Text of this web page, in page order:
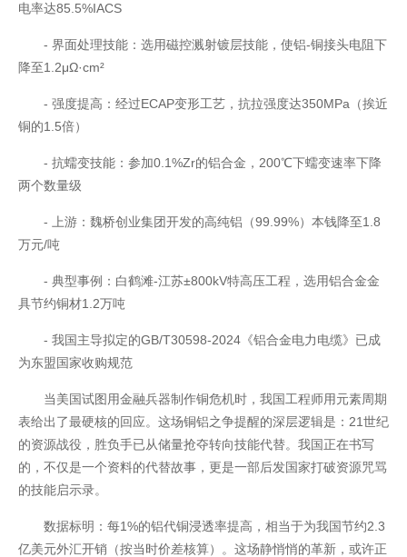
开云全站安全
电率达85.5%IACS
- 界面处理技能：选用磁控溅射镀层技能，使铝-铜接头电阻下
降至1.2μΩ·cm²
- 强度提高：经过ECAP变形工艺，抗拉强度达350MPa（挨近
铜的1.5倍）
- 抗蠕变技能：参加0.1%Zr的铝合金，200℃下蠕变速率下降
两个数量级
- 上游：魏桥创业集团开发的高纯铝（99.99%）本钱降至1.8
万元/吨
- 典型事例：白鹤滩-江苏±800kV特高压工程，选用铝合金金
具节约铜材1.2万吨
- 我国主导拟定的GB/T30598-2024《铝合金电力电缆》已成
为东盟国家收购规范
当美国试图用金融兵器制作铜危机时，我国工程师用元素周期
表给出了最硬核的回应。这场铜铝之争提醒的深层逻辑是：21世纪
的资源战役，胜负手已从储量抢夺转向技能代替。我国正在书写
的，不仅是一个资料的代替故事，更是一部后发国家打破资源咒骂
的技能启示录。
数据标明：每1%的铝代铜浸透率提高，相当于为我国节约2.3
亿美元外汇开销（按当时价差核算）。这场静悄悄的革新，或许正